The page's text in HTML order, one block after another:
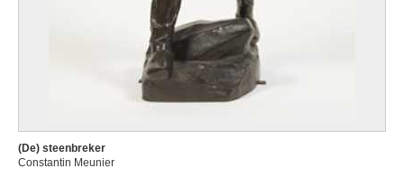
(De) steenbreker
Constantin Meunier